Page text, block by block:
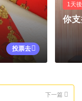
投票去
1天
你
下一篇